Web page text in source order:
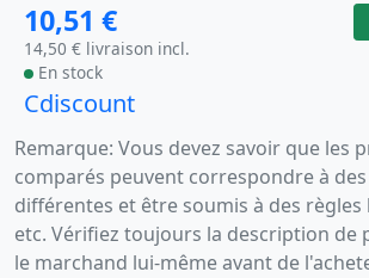
10,51 €
14,50 € livraison incl.
En stock
Cdiscount
Remarque: Vous devez savoir que les
comparés peuvent correspondre à
différentes et être soumis à des
etc. Vérifiez toujours la description de
le marchand lui-même avant de